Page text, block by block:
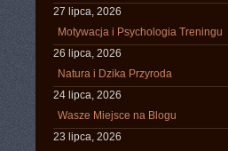
27 lipca, 2026
Motywacja i Psychologia Treningu
26 lipca, 2026
Natura i Dzika Przyroda
24 lipca, 2026
Wasze Miejsce na Blogu
23 lipca, 2026